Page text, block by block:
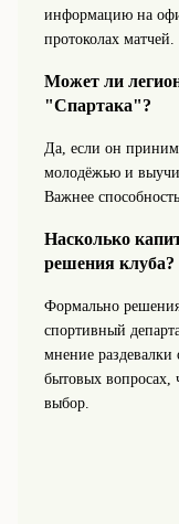
информацию на
протоколах матчей.
Может ли
"Спартака"?
Да, если он
молодёжью и
Важнее
Насколько
решения клуба?
Формально
спортивный
мнение раздевалки
бытовых вопросах,
выбор.